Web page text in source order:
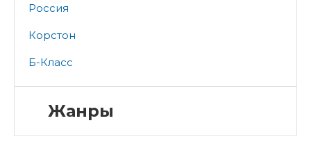
Россия
Корстон
Б-Класс
Жанры